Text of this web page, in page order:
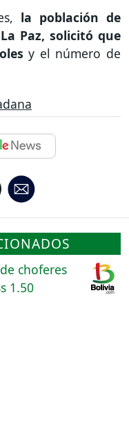
la población de
Paz, solicitó que
y el número de